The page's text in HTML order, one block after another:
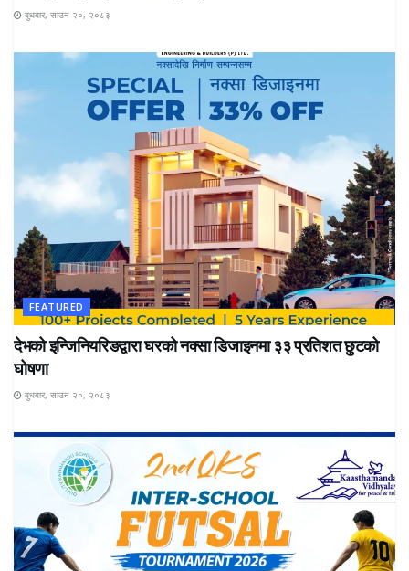
बुधबार, साउन २०, २०८३
FEATURED
देभको इन्जिनियरिङद्वारा घरको नक्सा डिजाइनमा ३३ प्रतिशत छुटको
घोषणा
बुधबार, साउन २०, २०८३